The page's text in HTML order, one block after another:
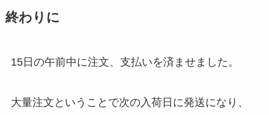
終わりに
15日の午前中に注文、支払いを済ませました。
大量注文ということで次の入荷日に発送になり、